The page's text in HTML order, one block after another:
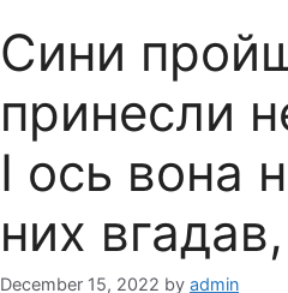
Сини
принесли
І ось вона
них
December 15, 2022 by admin